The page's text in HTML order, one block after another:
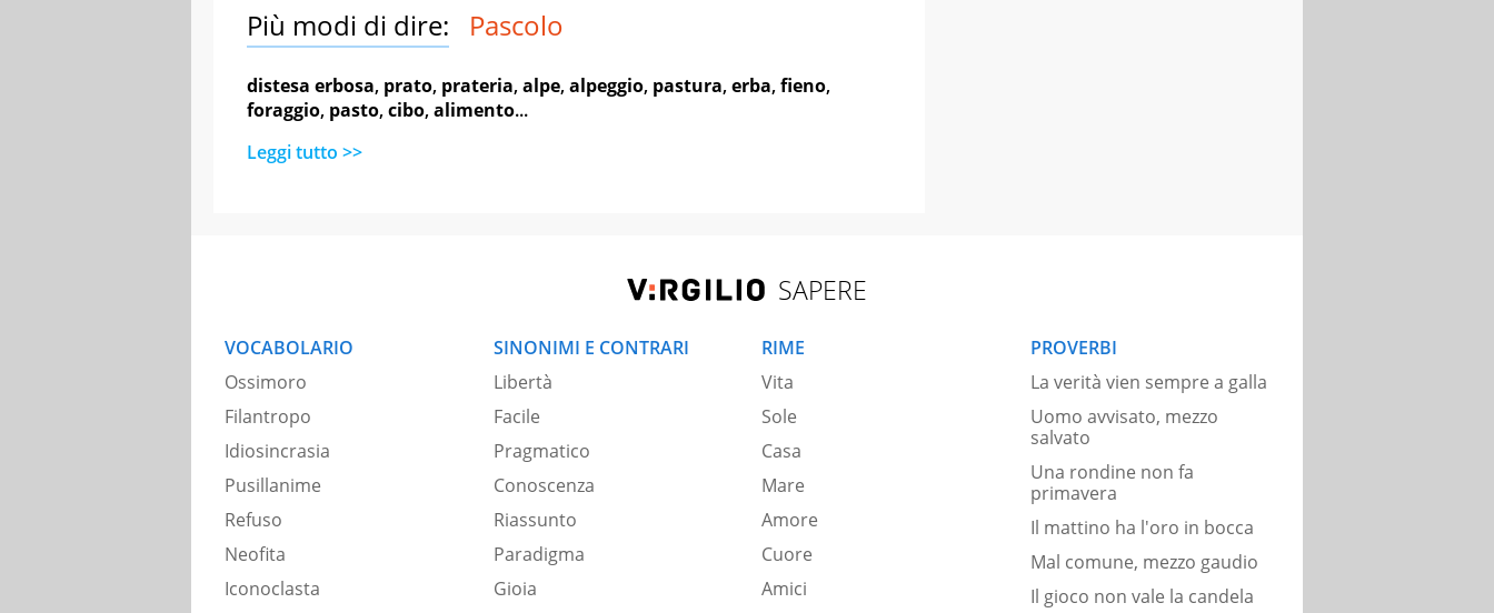
Più modi di dire: Pascolo
distesa erbosa, prato, prateria,alpe,alpeggio, pastura,erba,fieno,
foraggio, pasto,cibo,alimento...
Leggi tutto >>
SAPERE
VOCABOLARIO
Ossimoro
Filantropo
Idiosincrasia
Pusillanime
Refuso
Neofita
Iconoclasta
SINONIMI E CONTRARI
Libertà
Facile
Pragmatico
Conoscenza
Riassunto
Paradigma
Gioia
RIME
Vita
Sole
Casa
Mare
Amore
Cuore
Amici
PROVERBI
La verità vien sempre a galla
Uomo avvisato, mezzo
salvato
Una rondine non fa
primavera
Il mattino ha l'oro in bocca
Mal comune, mezzo gaudio
Il gioco non vale la candela